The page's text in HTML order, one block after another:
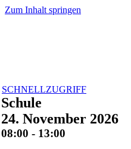
Zum Inhalt springen
SCHNELLZUGRIFF
Schule
24. November 2026
08:00 - 13:00